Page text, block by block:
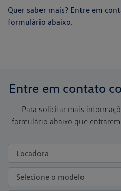
Quer saber mais? Entre em
formulário abaixo.
Entre em contato
Para solicitar mais
formulário abaixo que